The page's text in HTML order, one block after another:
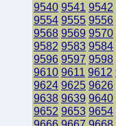
9540 9541 9542
9554 9555 9556
9568 9569 9570
9582 9583 9584
9596 9597 9598
9610 9611 9612
9624 9625 9626
9638 9639 9640
9652 9653 9654